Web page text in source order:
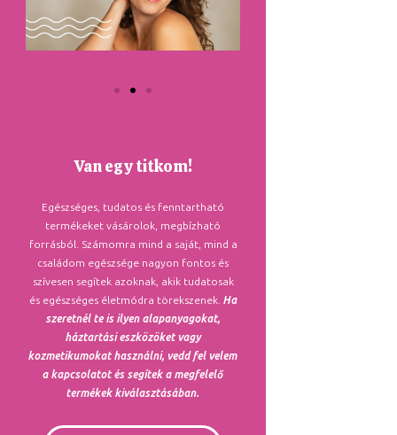
Van egy titkom!
Egészséges, tudatos és fenntartható
termékeket vásárolok, megbízható
forrásból. Számomra mind a saját, mind a
családom egészsége nagyon fontos és
szívesen segítek azoknak, akik tudatosak
és egészséges életmódra törekszenek. Ha
szeretnél te is ilyen alapanyagokat,
háztartási eszközöket vagy
kozmetikumokat használni, vedd fel velem
a kapcsolatot és segítek a megfelelő
termékek kiválasztásában.